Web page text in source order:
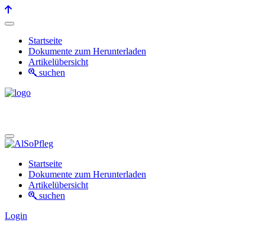
Startseite
Dokumente zum Herunterladen
Artikelübersicht
suchen
Startseite
Dokumente zum Herunterladen
Artikelübersicht
suchen
Login